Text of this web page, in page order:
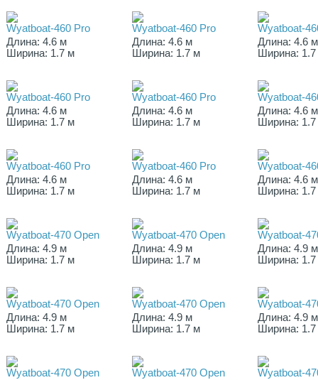
Wyatboat-460 Pro
Длина: 4.6 м
Ширина: 1.7 м
Wyatboat-460 Pro
Длина: 4.6 м
Ширина: 1.7 м
Wyatboat-
Длина: 4.6 м
Ширина:
Wyatboat-460 Pro
Длина: 4.6 м
Ширина: 1.7 м
Wyatboat-460 Pro
Длина: 4.6 м
Ширина: 1.7 м
Wyatboat-
Длина: 4.6 м
Ширина:
Wyatboat-460 Pro
Длина: 4.6 м
Ширина: 1.7 м
Wyatboat-460 Pro
Длина: 4.6 м
Ширина: 1.7 м
Wyatboat-
Длина: 4.6 м
Ширина:
Wyatboat-470 Open
Длина: 4.9 м
Ширина: 1.7 м
Wyatboat-470 Open
Длина: 4.9 м
Ширина: 1.7 м
Wyatboat-
Длина: 4.9 м
Ширина:
Wyatboat-470 Open
Длина: 4.9 м
Ширина: 1.7 м
Wyatboat-470 Open
Длина: 4.9 м
Ширина: 1.7 м
Wyatboat-
Длина: 4.9 м
Ширина:
Wyatboat-470 Open
Wyatboat-470 Open
Wyatboat-